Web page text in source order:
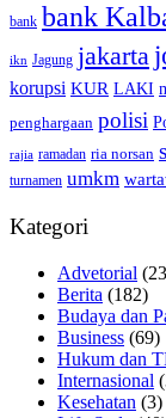
bank bank
ikn Jagung jakarta
korupsi KUR LAKI
penghargaan polisi
rajia ramadan ria norsan
turnamen umkm
Kategori
Advetorial
Berita (182)
Budaya dan
Business (69)
Hukum dan
Internasional
Kesehatan (3)